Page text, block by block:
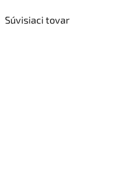
Súvisiaci tovar